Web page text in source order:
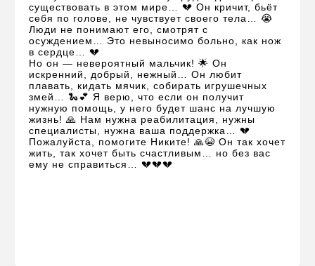
существовать в этом мире… 💔 Он кричит, бьёт
себя по голове, не чувствует своего тела… 😭
Люди не понимают его, смотрят с
осуждением… Это невыносимо больно, как нож
в сердце… 💔
Но он — невероятный мальчик! 🌟 Он
искренний, добрый, нежный… Он любит
плавать, кидать мячик, собирать игрушечных
змей… 🐍💕 Я верю, что если он получит
нужную помощь, у него будет шанс на лучшую
жизнь! 🙏 Нам нужна реабилитация, нужны
специалисты, нужна ваша поддержка… 💔
Пожалуйста, помогите Никите! 🙏😭 Он так хочет
жить, так хочет быть счастливым… но без вас
ему не справиться… 💔💔💔